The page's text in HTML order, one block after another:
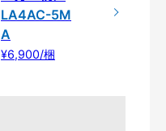
LA4AC-5M
A
¥6,900/梱